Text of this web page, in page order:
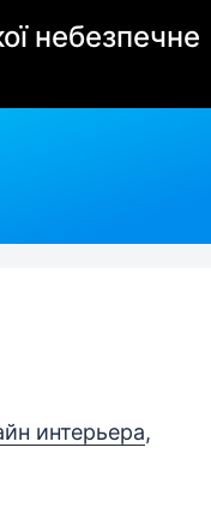
небезпечне
интерьера,